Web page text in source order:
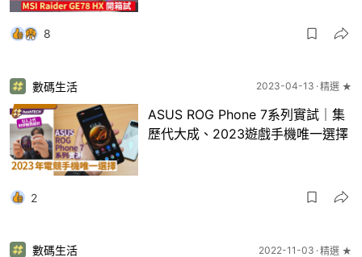
8
數碼生活 2023-04-13 精選 ★
ASUS ROG Phone 7系列實試｜集
歷代大成、2023遊戲手機唯一選擇
2
數碼生活 2022-11-03 精選 ★